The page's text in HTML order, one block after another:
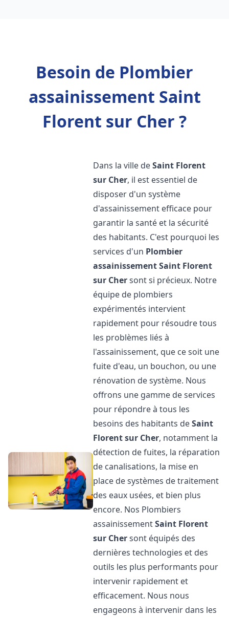
Besoin de Plombier
assainissement Saint
Florent sur Cher ?
Dans la ville deSaint Florent
sur Cher, il est essentiel de
disposer d'un système
d'assainissement efficace pour
garantir la santé et la sécurité
des habitants. C'est pourquoi les
services d'un Plombier
assainissementSaint Florent
sur Chersont si précieux. Notre
équipe de plombiers
expérimentés intervient
rapidement pour résoudre tous
les problèmes liés à
l'assainissement, que ce soit une
fuite d'eau, un bouchon, ou une
rénovation de système. Nous
offrons une gamme de services
pour répondre à tous les
besoins des habitants deSaint
Florent sur Cher, notamment la
détection de fuites, la réparation
de canalisations, la mise en
place de systèmes de traitement
des eaux usées, et bien plus
encore. Nos Plombiers
assainissementSaint Florent
sur Chersont équipés des
dernières technologies et des
outils les plus performants pour
intervenir rapidement et
efficacement. Nous nous
engageons à intervenir dans les